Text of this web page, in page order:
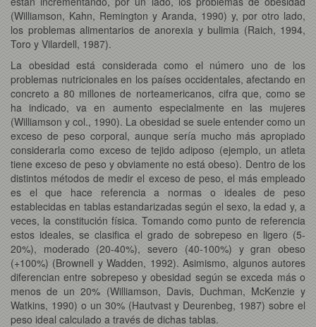
(Williamson, Kahn, Remington y Aranda, 1990) y, por otro lado,
los problemas alimentarios de anorexia y bulimia (Raich, 1994,
Toro y Vilardell, 1987).
La obesidad está considerada como el número uno de los
problemas nutricionales en los países occidentales, afectando en
concreto a 80 millones de norteamericanos, cifra que, como se
ha indicado, va en aumento especialmente en las mujeres
(Williamson y col., 1990). La obesidad se suele entender como un
exceso de peso corporal, aunque sería mucho más apropiado
considerarla como exceso de tejido adiposo (ejemplo, un atleta
tiene exceso de peso y obviamente no está obeso). Dentro de los
distintos métodos de medir el exceso de peso, el más empleado
es el que hace referencia a normas o ideales de peso
establecidas en tablas estandarizadas según el sexo, la edad y, a
veces, la constitución física. Tomando como punto de referencia
estos ideales, se clasifica el grado de sobrepeso en ligero (5-
20%), moderado (20-40%), severo (40-100%) y gran obeso
(+100%) (Brownell y Wadden, 1992). Asimismo, algunos autores
diferencian entre sobrepeso y obesidad según se exceda más o
menos de un 20% (Williamson, Davis, Duchman, McKenzie y
Watkins, 1990) o un 30% (Hautvast y Deurenbeg, 1987) sobre el
peso ideal calculado a través de dichas tablas.